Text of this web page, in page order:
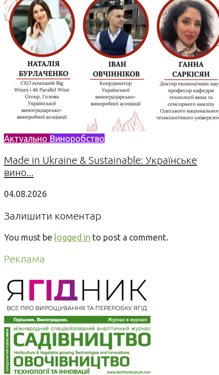
Актуально Виноробство
Made in Ukraine & Sustainable: Українське
вино...
04.08.2026
Залишити коментар
You must be logged in to post a comment.
Реклама